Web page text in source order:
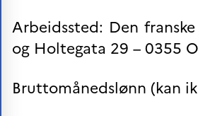
Arbeidssted: Den
og Holtegata 29 – 0355
Bruttomånedslønn (kan